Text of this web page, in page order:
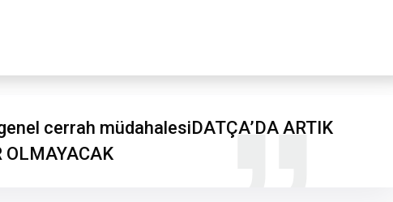
cerrah müdahalesiDATÇA’DA ARTIK
OLMAYACAK